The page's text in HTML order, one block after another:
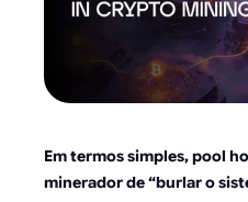
Em termos simples, pool
minerador de “burlar o